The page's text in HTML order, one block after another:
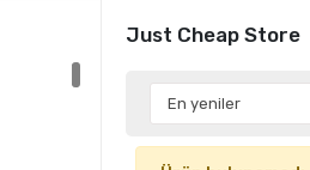
Just Cheap Store